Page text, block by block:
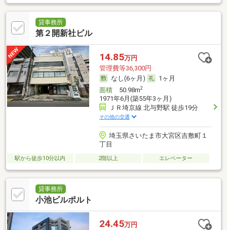
貸事務所
第２開新社ビル
14.85万円
管理費等36,300円
なし(6ヶ月)
1ヶ月
面積50.98m2
1971年6月(築55年3ヶ月)
ＪＲ埼京線 北与野駅 徒歩19分
その他の交通
埼玉県さいたま市大宮区吉敷町１
丁目
駅から徒歩10分以内 2階以上 エレベーター
貸事務所
小池ビルポルト
24.45万円